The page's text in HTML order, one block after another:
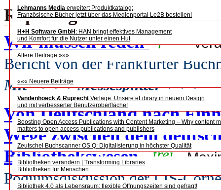
Lehmanns Media erweitert Produktkatalog:
Französische Bücher jetzt über das Medienportal Le2B bestellen!
H+H Software GmbH : HAN bringt effektives Management
und Komfort für die Nutzer unter einen Hut
Ältere Beiträge »»»
««« Neuere Beiträge
Vandenhoeck & Ruprecht Verlage: Unsere eLibrary in neuem Design
und mit verbesserter Benutzeroberfläche!
Boosting Open Access Publications with Content Marketing – Why content
matters to open access publications and publishers
Zeutschel Buchscanner OS Q: Digitalisierung in höchster Qualität
Bibliotheken verändern | Transforming Libraries
Bibliotheken für Menschen
Bibliothek 4.0 als Lebensraum: flexible Öffnungszeiten sind gefragt!
Reportagen
Wir müssen reden frei
Bericht von der Frankfurter
Mit + + + Messesplitter + + +
Von Deutschland nach
Wege zwischen dem
Bibliothekswesen frei
Podiumsdiskussion der LIS-